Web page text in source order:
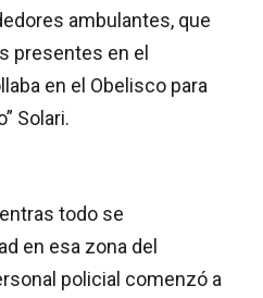
ambulantes, que
presentes en el
en el Obelisco para
Solari.
todo se
en esa zona del
policial comenzó a